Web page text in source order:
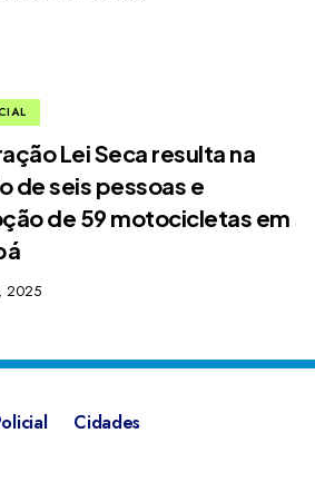
Lei Seca resulta na
de seis pessoas e
de 59 motocicletas em
2025
Cidades